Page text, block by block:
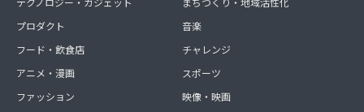
プロダクト
フード・飲食店
アニメ・漫画
ファッション
音楽
チャレンジ
スポーツ
映像・映画